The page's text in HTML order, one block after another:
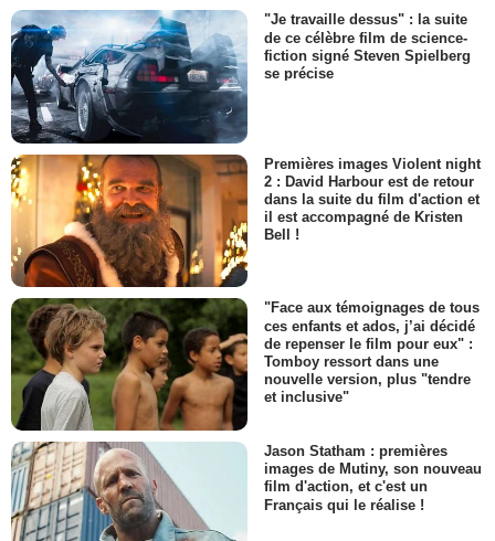
"Je travaille dessus" : la suite
de ce célèbre film de science-
fiction signé Steven Spielberg
se précise
Premières images Violent night
2 : David Harbour est de retour
dans la suite du film d'action et
il est accompagné de Kristen
Bell !
"Face aux témoignages de tous
ces enfants et ados, j’ai décidé
de repenser le film pour eux" :
Tomboy ressort dans une
nouvelle version, plus "tendre
et inclusive"
Jason Statham : premières
images de Mutiny, son nouveau
film d'action, et c'est un
Français qui le réalise !